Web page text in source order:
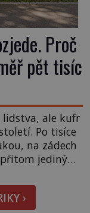
Proč
pět tisíc
ale kufr
Po tisíce
na zádech
jediný
se na letišti
›